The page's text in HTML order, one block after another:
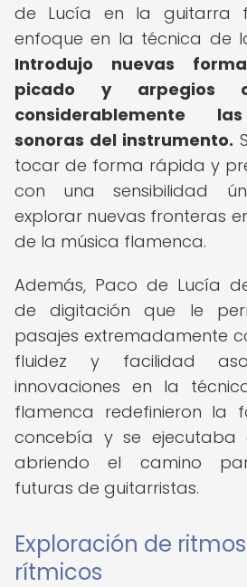
de Lucía en la guitarra
enfoque en la técnica de
Introdujo nuevas
picado y arpegios
considerablemente
sonoras del instrumento.
tocar de forma rápida y
con una sensibilidad
explorar nuevas fronteras
de la música flamenca.
Además, Paco de Lucía
de digitación que le
pasajes extremadamente
fluidez y facilidad
innovaciones en la
flamenca redefinieron la
concebía y se ejecutaba
abriendo el camino
futuras de guitarristas.
Exploración de
rítmicos